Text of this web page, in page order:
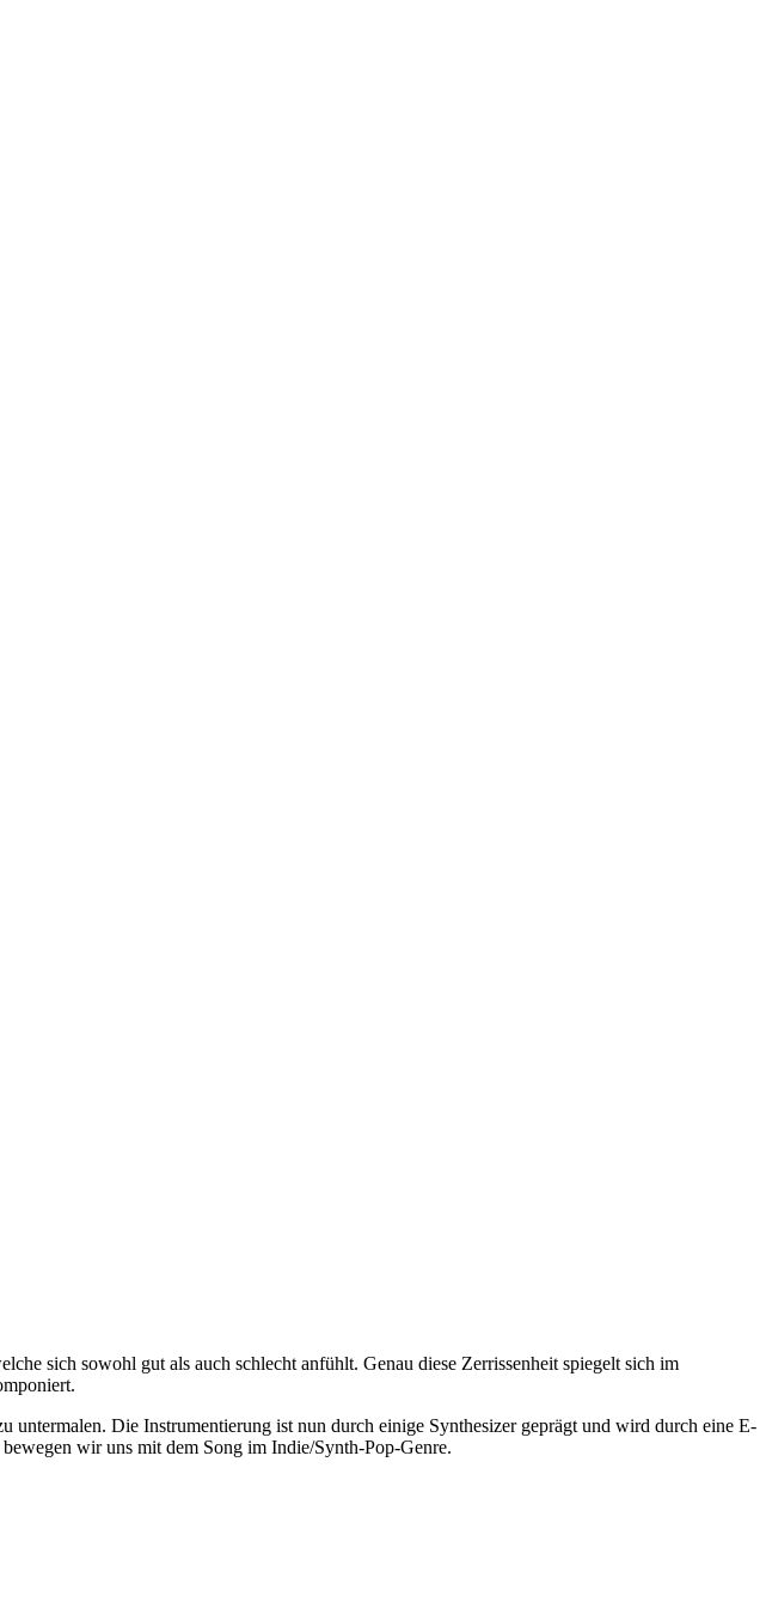
sich sowohl gut als auch schlecht anfühlt. Genau diese Zerrissenheit spiegelt sich im
Die Instrumentierung ist nun durch einige Synthesizer geprägt und wird durch eine E-
wir uns mit dem Song im Indie/Synth-Pop-Genre.